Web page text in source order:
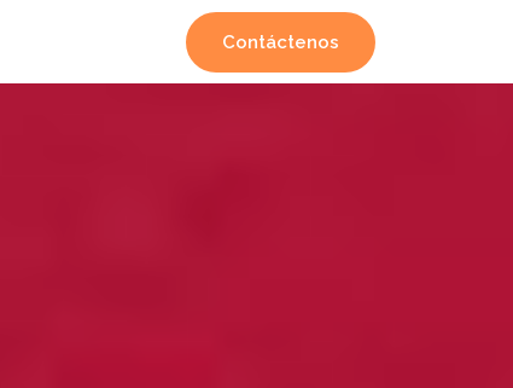
Contáctenos